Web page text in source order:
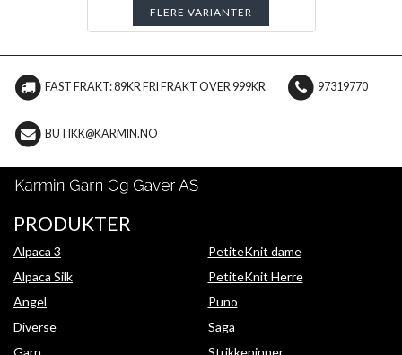
FLERE VARIANTER
FAST FRAKT: 89KR FRI FRAKT OVER 999KR 97319770
BUTIKK@KARMIN.NO
PRODUKTER
Alpaca 3
Alpaca Silk
Angel
Diverse
PetiteKnit dame
PetiteKnit Herre
Puno
Saga